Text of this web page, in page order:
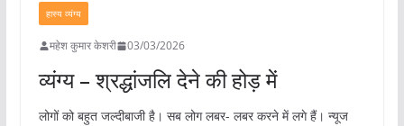
हास्य व्यंग्य
महेश कुमार केशरी 03/03/2026
व्यंग्य – श्रद्धांजलि देने की होड़ में
लोगों को बहुत जल्दीबाजी है। सब लोग लबर- लबर करने में लगे हैं। न्यूज